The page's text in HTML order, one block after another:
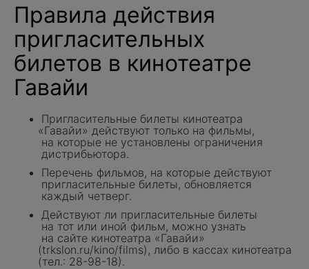
Правила действия
пригласительных
билетов в кинотеатре
Гавайи
Пригласительные билеты кинотеатра
«Гавайи» действуют только на фильмы,
на которые не установлены ограничения
дистрибьютора.
Перечень фильмов, на которые действуют
пригласительные билеты, обновляется
каждый четверг.
Действуют ли пригласительные билеты
на тот или иной фильм, можно узнать
на сайте кинотеатра «Гавайи»
(trkslon.ru/kino/films), либо в кассах кинотеатра
(тел.: 28-98-18).